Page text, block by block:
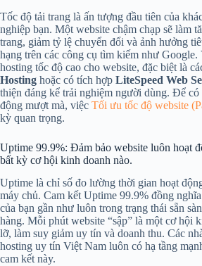
Tốc độ tải trang là ấn tượng đầu tiên của
nghiệp bạn. Một website chậm chạp sẽ làm
trang, giảm tỷ lệ chuyển đổi và ảnh hưởng
hạng trên các công cụ tìm kiếm như Google.
hosting tốc độ cao cho website, đặc biệt là
Hosting hoặc có tích hợp LiteSpeed Web
thiện đáng kể trải nghiệm người dùng. Để có
động mượt mà, việc Tối ưu tốc độ website
kỳ quan trọng.
Uptime 99.9%: Đảm bảo website luôn hoạt
bất kỳ cơ hội kinh doanh nào.
Uptime là chỉ số đo lường thời gian hoạt
máy chủ. Cam kết Uptime 99.9% đồng
của bạn gần như luôn trong trạng thái sẵn
hàng. Mỗi phút website “sập” là một cơ hội
lỡ, làm suy giảm uy tín và doanh thu. Các
hosting uy tín Việt Nam luôn có hạ tầng
cam kết này.